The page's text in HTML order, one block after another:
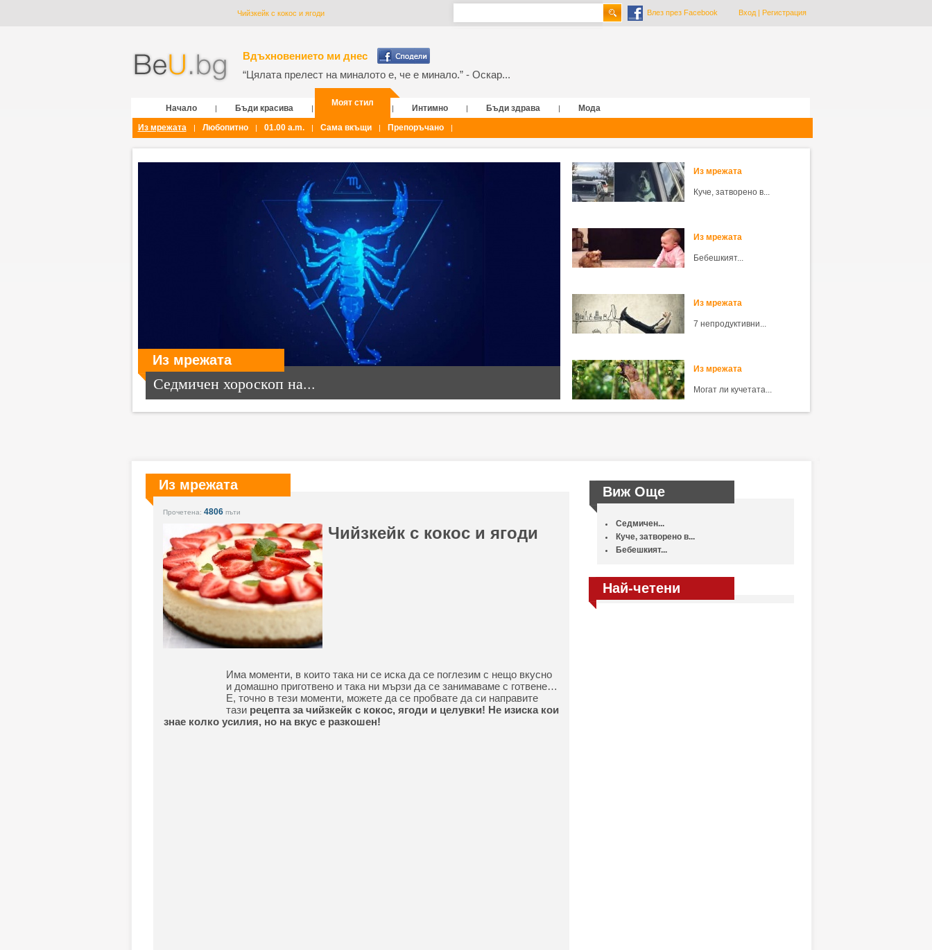
Чийзкейк с кокос и ягоди Влез през Facebook Вход| Регистрация
Вдъхновението ми днес
“Цялата прелест на миналото е, че е минало.” - Оскар...
Начало | Бъди красива |
Моят стил
| Интимно | Бъди здрава |
Мода
Из мрежата
| Любопитно | 01.00 a.m. | Сама вкъщи | Препоръчано |
Из мрежата
Седмичен хороскоп на...
Из мрежата
Куче, затворено в...
Из мрежата
Бебешкият...
Из мрежата
7 непродуктивни...
Из мрежата
Могат ли кучетата...
Из мрежата
Прочетена: 4806пъти
Чийзкейк с кокос и ягоди
Има моменти, в които така ни се иска да се поглезим с нещо вкусно
и домашно приготвено и така ни мързи да се занимаваме с готвене…
Е, точно в тези моменти, можете да се пробвате да си направите
тази рецепта за чийзкейк с кокос, ягоди и целувки! Не изиска кои
знае колко усилия, но на вкус е разкошен!
Виж Още
Седмичен...
Куче, затворено в...
Бебешкият...
Най-четени